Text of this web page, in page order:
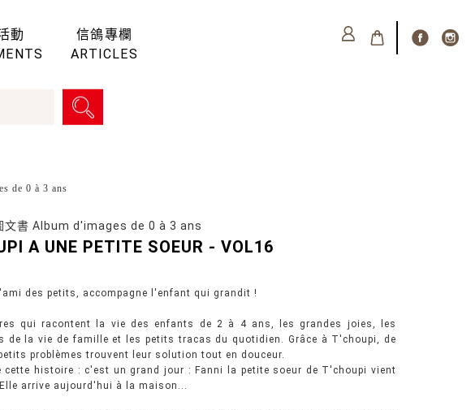
動 信鴿專欄
ARTICLES
de 0 à 3 ans
文書 Album d'images de 0 à 3 ans
A UNE PETITE SOEUR - VOL16
des petits, accompagne l'enfant qui grandit !
qui racontent la vie des enfants de 2 à 4 ans, les grandes joies, les
de la vie de famille et les petits tracas du quotidien. Grâce à T'choupi, de
problèmes trouvent leur solution tout en douceur.
cette histoire : c'est un grand jour : Fanni la petite soeur de T'choupi vient
arrive aujourd'hui à la maison...